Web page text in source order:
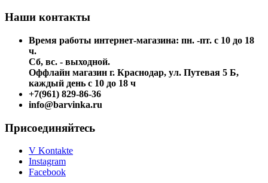
Наши контакты
Время работы интернет-магазина: пн. -пт. с 10 до 18
ч.
Сб, вс. - выходной.
Оффлайн магазин г. Краснодар, ул. Путевая 5 Б,
каждый день с 10 до 18 ч
+7(961) 829-86-36
info@barvinka.ru
Присоединяйтесь
V Kontakte
Instagram
Facebook